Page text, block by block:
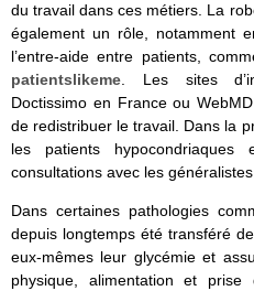
du travail dans ces métiers. La
également un rôle, notamment
l’entre-aide entre patients,
patientslikeme . Les sites
Doctissimo en France ou
de redistribuer le travail. Dans la
les patients
consultations avec les
Dans certaines pathologies
depuis longtemps été transféré
eux-mêmes leur glycémie et
physique, alimentation et prise